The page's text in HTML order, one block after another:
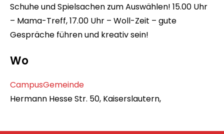
Schuhe und Spielsachen zum Auswählen! 15.00 Uhr
– Mama-Treff, 17.00 Uhr – Woll-Zeit – gute
Gespräche führen und kreativ sein!
Wo
CampusGemeinde
Hermann Hesse Str. 50, Kaiserslautern,